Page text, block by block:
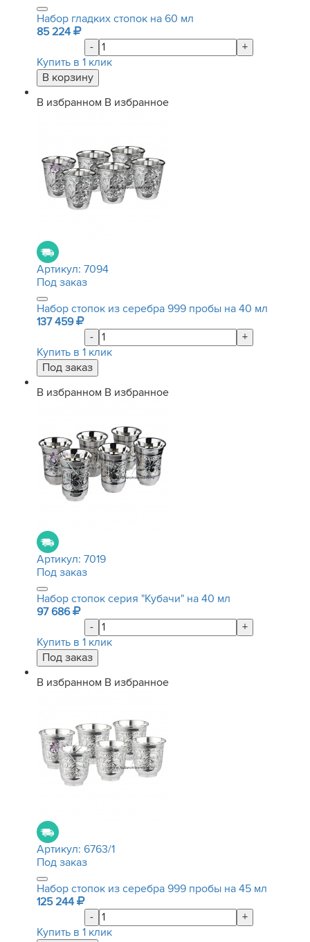
Набор гладких стопок на 60 мл
85 224
-
+
Купить в 1 клик
В избранном В избранное
Артикул: 7094
Под заказ
Набор стопок из серебра 999 пробы на 40 мл
137 459
-
+
Купить в 1 клик
В избранном В избранное
Артикул: 7019
Под заказ
Набор стопок серия "Кубачи" на 40 мл
97 686
-
+
Купить в 1 клик
В избранном В избранное
Артикул: 6763/1
Под заказ
Набор стопок из серебра 999 пробы на 45 мл
125 244
-
+
Купить в 1 клик